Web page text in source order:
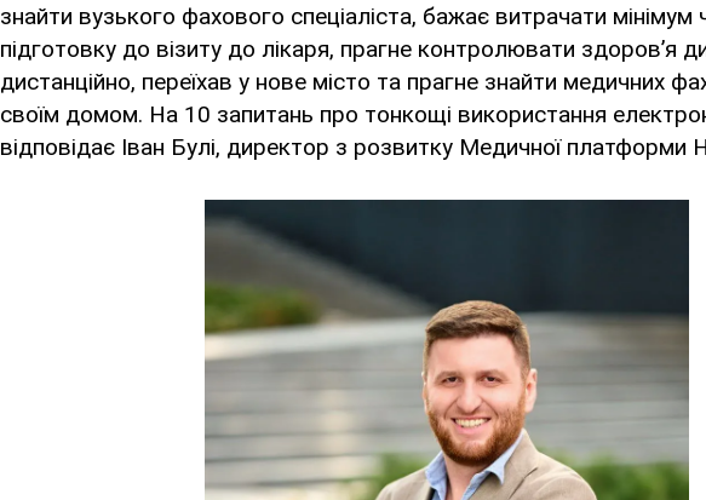
знайти вузького фахового спеціаліста, бажає витрачати мінімум
підготовку до візиту до лікаря, прагне контролювати здоров’я
дистанційно, переїхав у нове місто та прагне знайти медичних
своїм домом. На 10 запитань про тонкощі використання
відповідає Іван Булі, директор з розвитку Медичної платформи